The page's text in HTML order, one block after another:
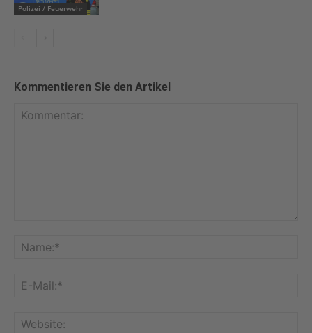
Polizei / Feuerwehr
Kommentieren Sie den Artikel